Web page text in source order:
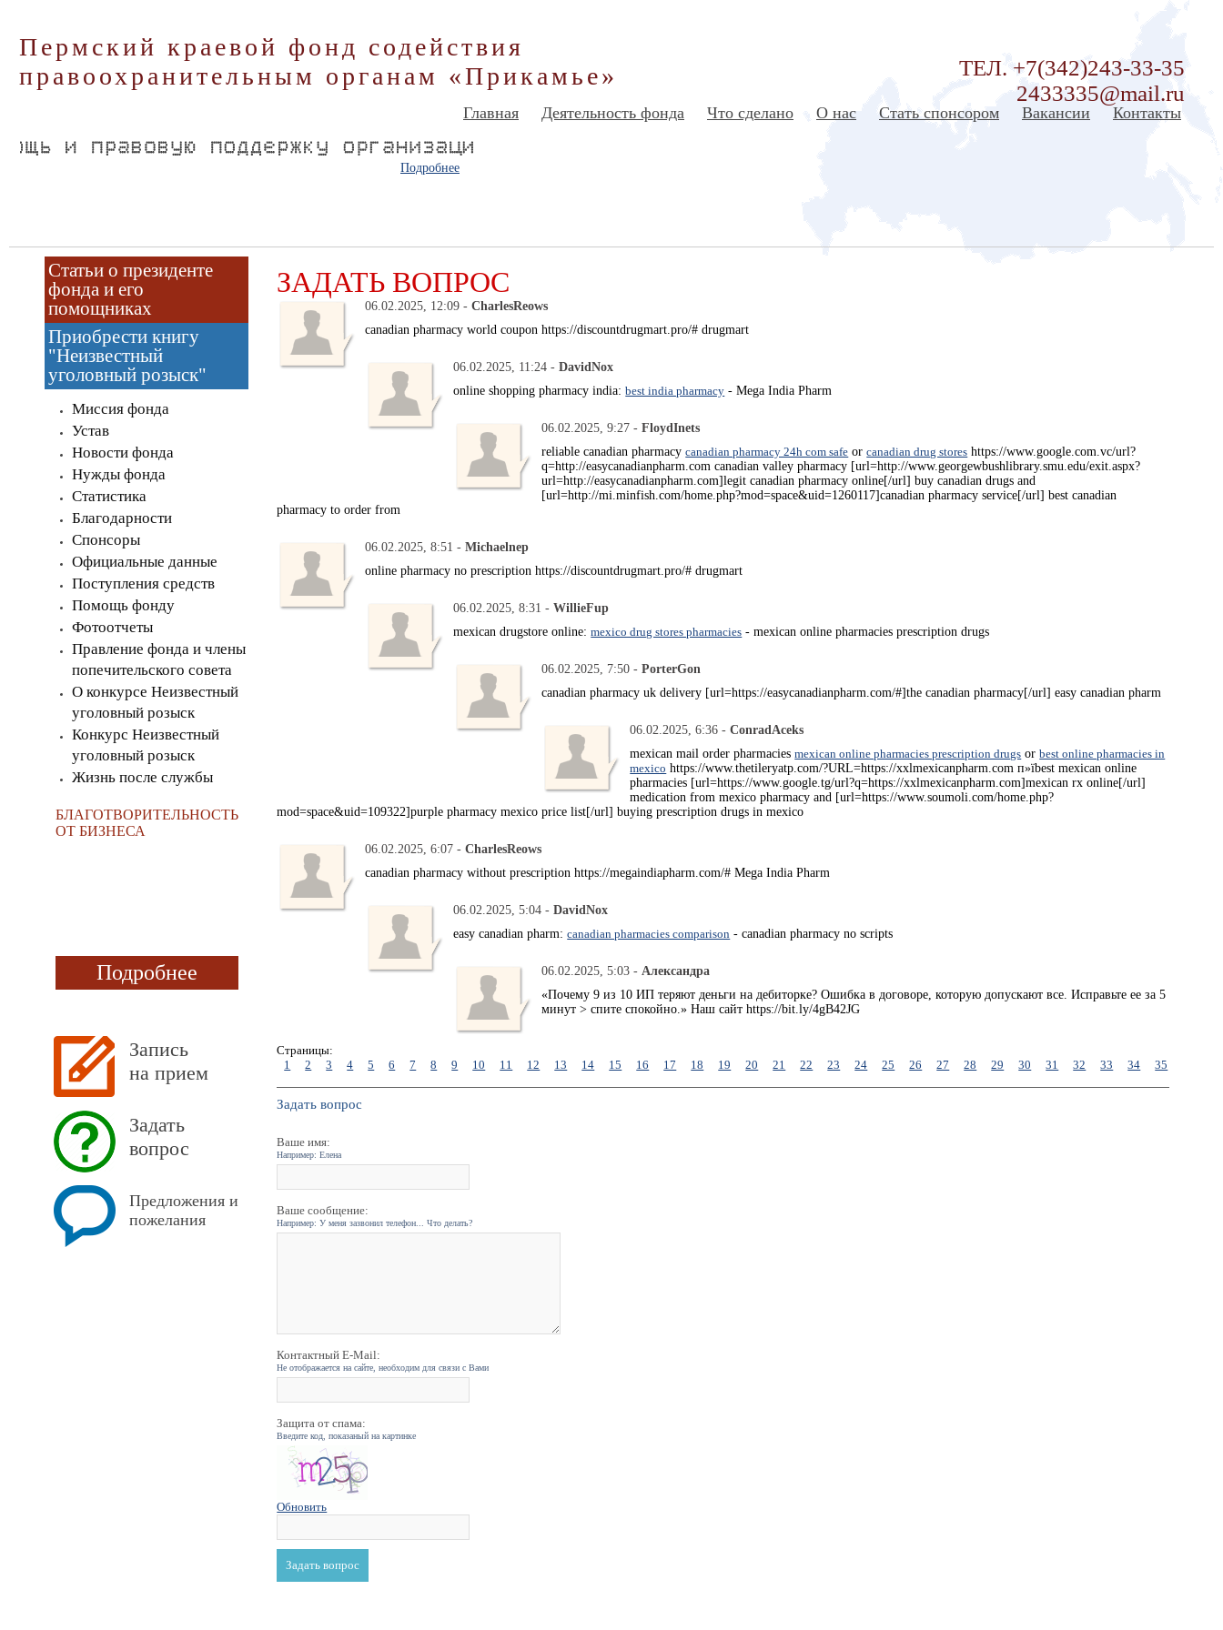
Пермский краевой фонд содействия
правоохранительным органам «Прикамье»
ТЕЛ. +7(342)243-33-35
2433335@mail.ru
Главная Деятельность фонда Что сделано О нас Стать спонсором Вакансии Контакты
Подробнее
Статьи о президенте
фонда и его
помощниках
Приобрести книгу
"Неизвестный
уголовный розыск"
Миссия фонда
Устав
Новости фонда
Нужды фонда
Статистика
Благодарности
Спонсоры
Официальные данные
Поступления средств
Помощь фонду
Фотоотчеты
Правление фонда и члены
попечительского совета
О конкурсе Неизвестный
уголовный розыск
Конкурс Неизвестный
уголовный розыск
Жизнь после службы
БЛАГОТВОРИТЕЛЬНОСТЬ
ОТ БИЗНЕСА
Подробнее
Запись
на прием
Задать
вопрос
Предложения и
пожелания
ЗАДАТЬ ВОПРОС
06.02.2025, 12:09 -CharlesReows
canadian pharmacy world coupon https://discountdrugmart.pro/# drugmart
06.02.2025, 11:24 -DavidNox
online shopping pharmacy india:best india pharmacy - Mega India Pharm
06.02.2025, 9:27 -FloydInets
reliable canadian pharmacycanadian pharmacy 24h com safe orcanadian drug stores https://www.google.com.vc/url?
q=http://easycanadianpharm.com canadian valley pharmacy [url=http://www.georgewbushlibrary.smu.edu/exit.aspx?
url=http://easycanadianpharm.com]legit canadian pharmacy online[/url] buy canadian drugs and
[url=http://mi.minfish.com/home.php?mod=space&uid=1260117]canadian pharmacy service[/url] best canadian
pharmacy to order from
06.02.2025, 8:51 -Michaelnep
online pharmacy no prescription https://discountdrugmart.pro/# drugmart
06.02.2025, 8:31 -WillieFup
mexican drugstore online:mexico drug stores pharmacies - mexican online pharmacies prescription drugs
06.02.2025, 7:50 -PorterGon
canadian pharmacy uk delivery [url=https://easycanadianpharm.com/#]the canadian pharmacy[/url] easy canadian pharm
06.02.2025, 6:36 -ConradAceks
mexican mail order pharmaciesmexican online pharmacies prescription drugs orbest online pharmacies in
mexico https://www.thetileryatp.com/?URL=https://xxlmexicanpharm.com п»їbest mexican online
pharmacies [url=https://www.google.tg/url?q=https://xxlmexicanpharm.com]mexican rx online[/url]
medication from mexico pharmacy and [url=https://www.soumoli.com/home.php?
mod=space&uid=109322]purple pharmacy mexico price list[/url] buying prescription drugs in mexico
06.02.2025, 6:07 -CharlesReows
canadian pharmacy without prescription https://megaindiapharm.com/# Mega India Pharm
06.02.2025, 5:04 -DavidNox
easy canadian pharm:canadian pharmacies comparison - canadian pharmacy no scripts
06.02.2025, 5:03 -Александра
«Почему 9 из 10 ИП теряют деньги на дебиторке? Ошибка в договоре, которую допускают все. Исправьте ее за 5
минут > спите спокойно.» Наш сайт https://bit.ly/4gB42JG
Страницы:
1
2 3 4 5 6 7 8 9 10 11 12 13 14 15 16 17 18 19 20 21 22 23 24 25 26 27 28 29 30 31 32 33 34 35
Задать вопрос
Ваше имя:
Например: Елена
Ваше сообщение:
Например: У меня зазвонил телефон... Что делать?
Контактный E-Mail:
Не отображается на сайте, необходим для связи с Вами
Защита от спама:
Введите код, показаный на картинке
Обновить